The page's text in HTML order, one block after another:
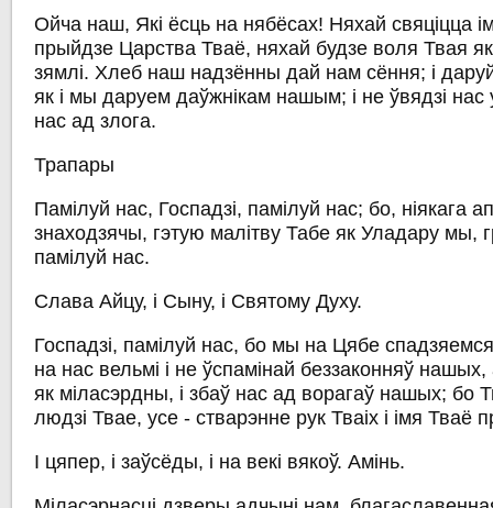
Ойча наш, Які ёсць на нябёсах! Няхай свяціцца
прыйдзе Царства Тваё, няхай будзе воля Твая
зямлі. Хлеб наш надзённы дай нам сёння; і
як і мы даруем даўжнікам нашым; і не ўвядзі нас
нас ад злога.
Трапары
Памілуй нас, Госпадзі, памілуй нас; бо, ніякага
знаходзячы, гэтую малітву Табе як Уладару мы,
памілуй нас.
Слава Айцу, і Сыну, і Святому Духу.
Госпадзі, памілуй нас, бо мы на Цябе
на нас вельмі і не ўспамінай беззаконняў нашых,
як міласэрдны, і збаў нас ад ворагаў нашых; бо
людзі Твае, усе - стварэнне рук Тваіх і імя Тваё
I цяпер, і заўсёды, і на векі вякоў. Амінь.